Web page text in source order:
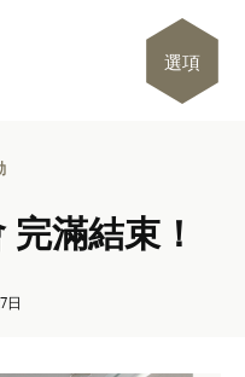
選項
滿結束！
日